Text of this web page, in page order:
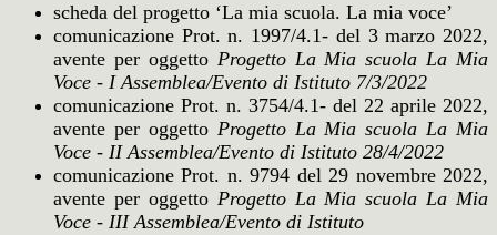
scheda del progetto ‘La mia scuola. La mia voce’
comunicazione Prot. n. 1997/4.1- del 3 marzo 2022,
avente per oggetto Progetto La Mia scuola La Mia
Voce - I Assemblea/Evento di Istituto 7/3/2022
comunicazione Prot. n. 3754/4.1- del 22 aprile 2022,
avente per oggetto Progetto La Mia scuola La Mia
Voce - II Assemblea/Evento di Istituto 28/4/2022
comunicazione Prot. n. 9794 del 29 novembre 2022,
avente per oggetto Progetto La Mia scuola La Mia
Voce - III Assemblea/Evento di Istituto